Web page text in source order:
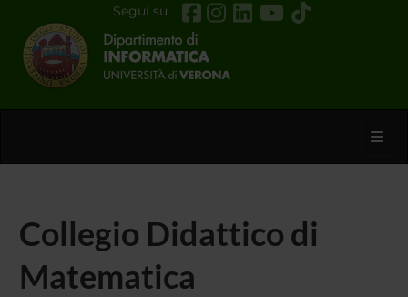
Segui su
Collegio Didattico di
Matematica